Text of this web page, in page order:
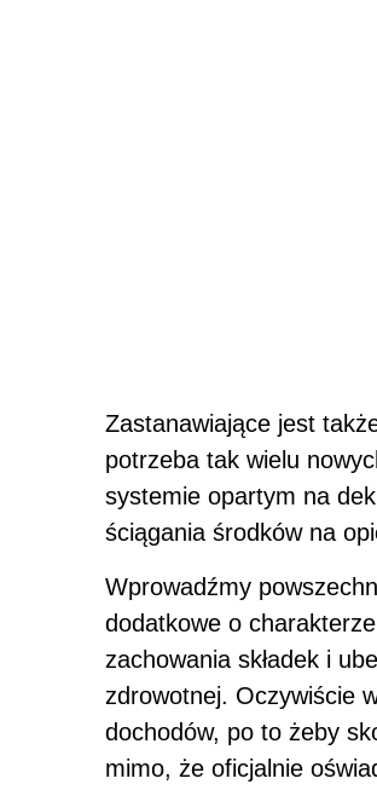
Zastanawiające jest
potrzeba tak wielu
systemie opartym na
ściągania środków na
Wprowadźmy
dodatkowe o
zachowania składek i
zdrowotnej. Oczywiście
dochodów, po to żeby
mimo, że oficjalnie